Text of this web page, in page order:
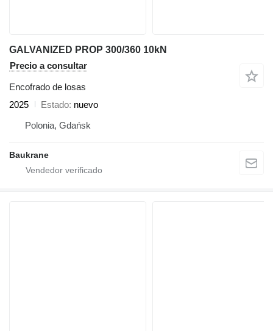
GALVANIZED PROP 300/360 10kN
Precio a consultar
Encofrado de losas
2025
Estado nuevo
Polonia, Gdańsk
Baukrane